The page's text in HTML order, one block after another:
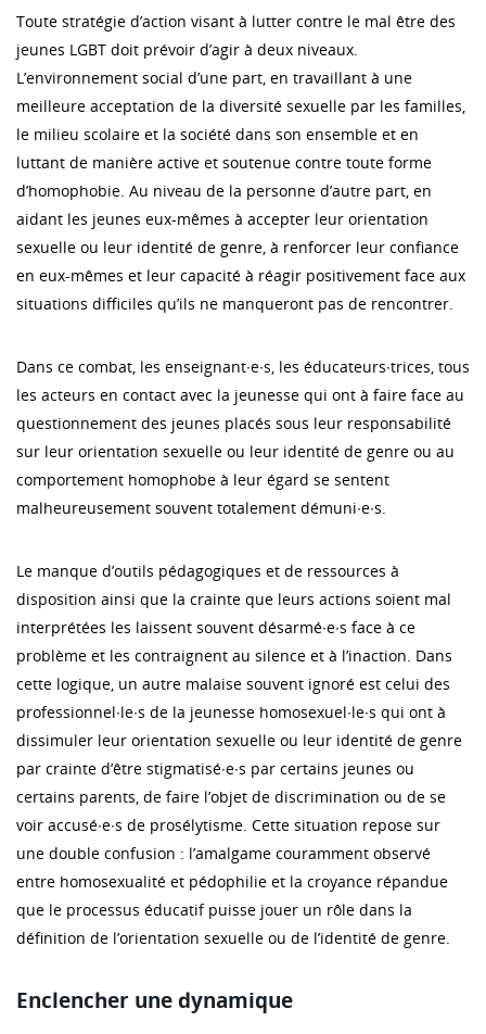
Toute stratégie d’action visant à lutter contre le mal être des
jeunes LGBT doit prévoir d’agir à deux niveaux.
L’environnement social d’une part, en travaillant à une
meilleure acceptation de la diversité sexuelle par les familles,
le milieu scolaire et la société dans son ensemble et en
luttant de manière active et soutenue contre toute forme
d’homophobie. Au niveau de la personne d’autre part, en
aidant les jeunes eux-mêmes à accepter leur orientation
sexuelle ou leur identité de genre, à renforcer leur confiance
en eux-mêmes et leur capacité à réagir positivement face aux
situations difficiles qu’ils ne manqueront pas de rencontrer.
Dans ce combat, les enseignant∙e∙s, les éducateurs∙trices, tous
les acteurs en contact avec la jeunesse qui ont à faire face au
questionnement des jeunes placés sous leur responsabilité
sur leur orientation sexuelle ou leur identité de genre ou au
comportement homophobe à leur égard se sentent
malheureusement souvent totalement démuni∙e∙s.
Le manque d’outils pédagogiques et de ressources à
disposition ainsi que la crainte que leurs actions soient mal
interprétées les laissent souvent désarmé∙e∙s face à ce
problème et les contraignent au silence et à l’inaction. Dans
cette logique, un autre malaise souvent ignoré est celui des
professionnel∙le∙s de la jeunesse homosexuel∙le∙s qui ont à
dissimuler leur orientation sexuelle ou leur identité de genre
par crainte d’être stigmatisé∙e∙s par certains jeunes ou
certains parents, de faire l’objet de discrimination ou de se
voir accusé∙e∙s de prosélytisme. Cette situation repose sur
une double confusion : l’amalgame couramment observé
entre homosexualité et pédophilie et la croyance répandue
que le processus éducatif puisse jouer un rôle dans la
définition de l’orientation sexuelle ou de l’identité de genre.
Enclencher une dynamique